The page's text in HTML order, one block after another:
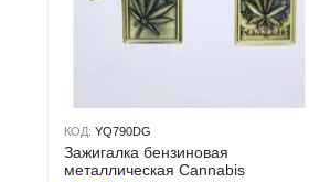
КОД: YQ790DG
Зажигалка бензиновая
металлическая Cannabis